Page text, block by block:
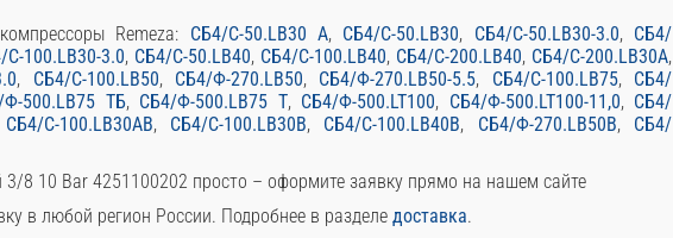
Remeza: СБ4/С-50.LB30 A, СБ4/С-50.LB30, СБ4/С-50.LB30-3.0, СБ4/
С-100.LB30-3.0, СБ4/С-50.LB40, СБ4/С-100.LB40, СБ4/С-200.LB40, СБ4/С-200.LB30А,
, СБ4/С-100.LB50, СБ4/Ф-270.LB50, СБ4/Ф-270.LB50-5.5, СБ4/С-100.LB75, СБ4/
500.LB75 ТБ, СБ4/Ф-500.LB75 Т, СБ4/Ф-500.LT100, СБ4/Ф-500.LT100-11,0, СБ4/
СБ4/С-100.LB30АВ, СБ4/С-100.LB30В, СБ4/С-100.LB40В, СБ4/Ф-270.LB50В, СБ4/
8 10 Bar 4251100202 просто – оформите заявку прямо на нашем сайте
в любой регион России. Подробнее в разделе доставка.